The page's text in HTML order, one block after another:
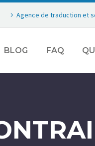
Agence de traduction et
BLOG FAQ